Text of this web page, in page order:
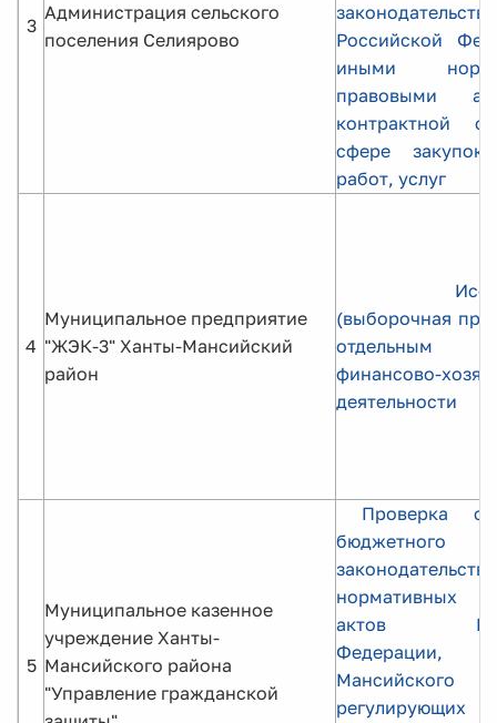
3
Администрация сельского
поселения Селиярово
Российской
иными
правовыми
контрактной
сфере закупок
работ, услуг
4
Муниципальное предприятие
"ЖЭК-3" Ханты-Мансийский
район
(выборочная
отдельным
финансово-
деятельности
5
Муниципальное казенное
учреждение Ханты-
Мансийского района
"Управление гражданской
Проверка
бюджетного
нормативных
актов
Федерации,
Мансийского
регулирующих